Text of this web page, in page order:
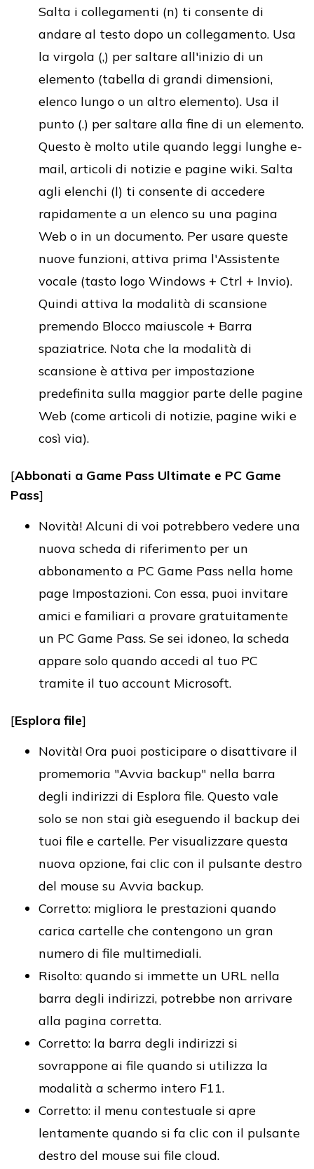
Salta i collegamenti (n) ti consente di
andare al testo dopo un collegamento. Usa
la virgola (,) per saltare all'inizio di un
elemento (tabella di grandi dimensioni,
elenco lungo o un altro elemento). Usa il
punto (.) per saltare alla fine di un elemento.
Questo è molto utile quando leggi lunghe e-
mail, articoli di notizie e pagine wiki. Salta
agli elenchi (l) ti consente di accedere
rapidamente a un elenco su una pagina
Web o in un documento. Per usare queste
nuove funzioni, attiva prima l'Assistente
vocale (tasto logo Windows + Ctrl + Invio).
Quindi attiva la modalità di scansione
premendo Blocco maiuscole + Barra
spaziatrice. Nota che la modalità di
scansione è attiva per impostazione
predefinita sulla maggior parte delle pagine
Web (come articoli di notizie, pagine wiki e
così via).
[Abbonati a Game Pass Ultimate e PC Game
Pass]
Novità! Alcuni di voi potrebbero vedere una
nuova scheda di riferimento per un
abbonamento a PC Game Pass nella home
page Impostazioni. Con essa, puoi invitare
amici e familiari a provare gratuitamente
un PC Game Pass. Se sei idoneo, la scheda
appare solo quando accedi al tuo PC
tramite il tuo account Microsoft.
[Esplora file]
Novità! Ora puoi posticipare o disattivare il
promemoria "Avvia backup" nella barra
degli indirizzi di Esplora file. Questo vale
solo se non stai già eseguendo il backup dei
tuoi file e cartelle. Per visualizzare questa
nuova opzione, fai clic con il pulsante destro
del mouse su Avvia backup.
Corretto: migliora le prestazioni quando
carica cartelle che contengono un gran
numero di file multimediali.
Risolto: quando si immette un URL nella
barra degli indirizzi, potrebbe non arrivare
alla pagina corretta.
Corretto: la barra degli indirizzi si
sovrappone ai file quando si utilizza la
modalità a schermo intero F11.
Corretto: il menu contestuale si apre
lentamente quando si fa clic con il pulsante
destro del mouse sui file cloud.